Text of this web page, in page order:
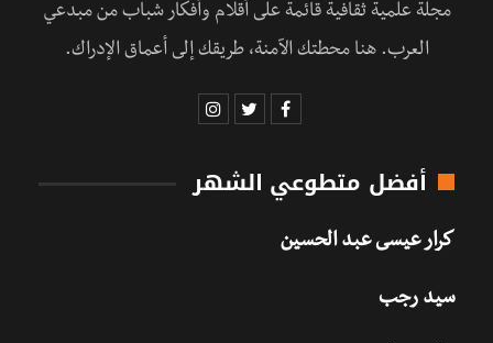
مجلة علمية ثقافية قائمة على أقلام وأفكار شباب من مبدعي
العرب. هنا محطتك الآمنة، طريقك إلى أعماق الإدراك.
أفضل متطوعي الشهر
كرار عيسى عبد الحسين
سيد رجب